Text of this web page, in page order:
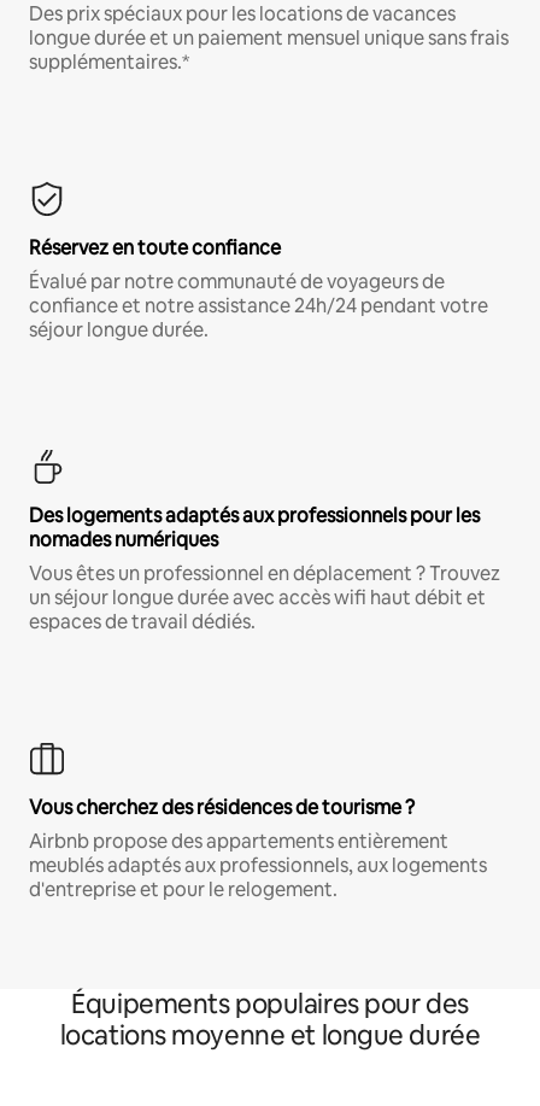
Des prix spéciaux pour les locations de vacances
longue durée et un paiement mensuel unique sans frais
supplémentaires.*
Réservez en toute confiance
Évalué par notre communauté de voyageurs de
confiance et notre assistance 24h/24 pendant votre
séjour longue durée.
Des logements adaptés aux professionnels pour les
nomades numériques
Vous êtes un professionnel en déplacement ? Trouvez
un séjour longue durée avec accès wifi haut débit et
espaces de travail dédiés.
Vous cherchez des résidences de tourisme ?
Airbnb propose des appartements entièrement
meublés adaptés aux professionnels, aux logements
d'entreprise et pour le relogement.
Équipements populaires pour des
locations moyenne et longue durée